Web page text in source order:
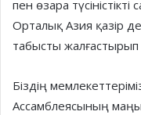
пен өзара
Орталық Азия қазір
табысты жалғастырып
Біздің
Ассамблеясының